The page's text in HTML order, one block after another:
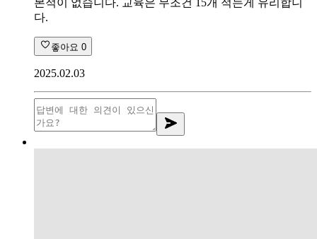
다.
좋아요 0
2025.02.03